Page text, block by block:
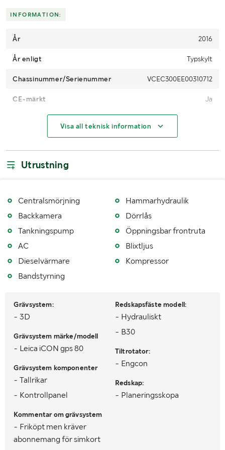
Skicka en finansieringsförfrågan här
INFORMATION:
År 2016
År enligt Typskylt
Chassinummer/Serienummer VCEC300EE00310712
CE-märkt Ja
Ja, inkopplat
Bandtyp
Antal nycklar
Visa all teknisk information
Utrustning
Centralsmörjning
Backkamera
Tankningspump
AC
Dieselvärmare
Bandstyrning
Hammarhydraulik
Dörrlås
Öppningsbar frontruta
Blixtljus
Kompressor
Grävsystem:
- 3D
Grävsystem märke/modell
- Leica iCON gps 80
Grävsystem komponenter
- Tallrikar
- Kontrollpanel
Kommentar om grävsystem
- Friköpt men kräver
abonnemang för simkort
Redskapsfäste modell:
- Hydrauliskt
- B30
Tiltrotator:
- Engcon
Redskap:
- Planeringsskopa